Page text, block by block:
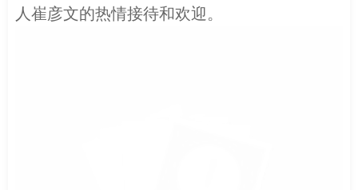
人崔彦文的热情接待和欢迎。